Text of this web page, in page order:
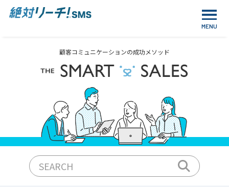
顧客コミュニケーションの成功メソッド